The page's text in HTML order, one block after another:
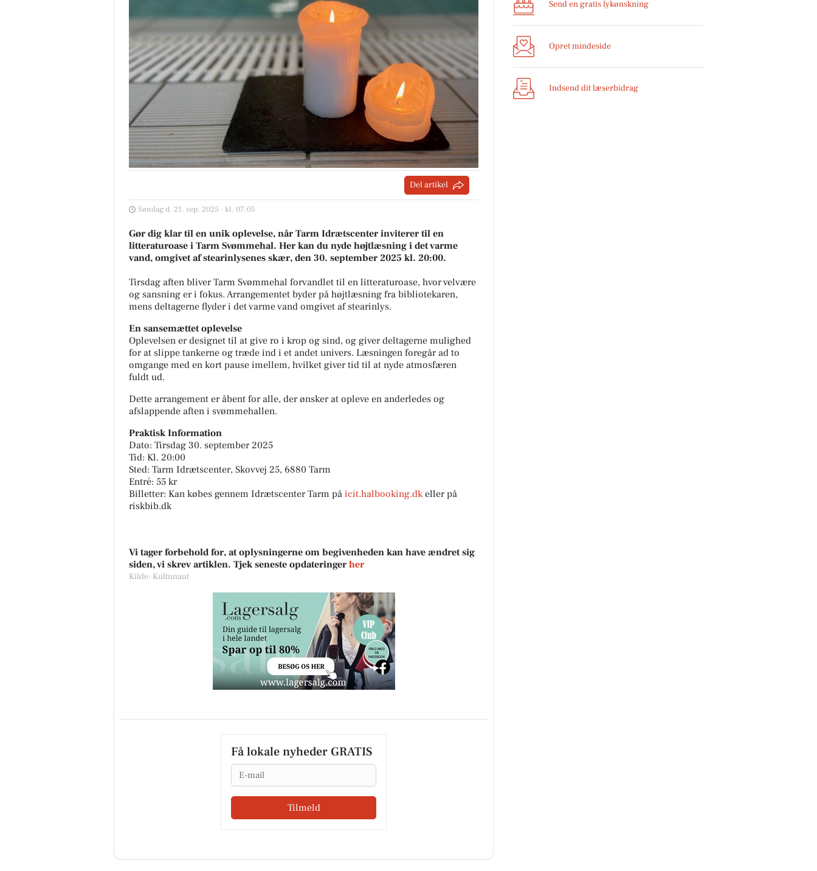
Del artikel
Søndag d. 21. sep. 2025 - kl. 07:05
Gør dig klar til en unik oplevelse, når Tarm Idrætscenter inviterer til en
litteraturoase i Tarm Svømmehal. Her kan du nyde højtlæsning i det varme
vand, omgivet af stearinlysenes skær, den 30. september 2025 kl. 20:00.
Tirsdag aften bliver Tarm Svømmehal forvandlet til en litteraturoase, hvor velvære
og sansning er i fokus. Arrangementet byder på højtlæsning fra bibliotekaren,
mens deltagerne flyder i det varme vand omgivet af stearinlys.
En sansemættet oplevelse
Oplevelsen er designet til at give ro i krop og sind, og giver deltagerne mulighed
for at slippe tankerne og træde ind i et andet univers. Læsningen foregår ad to
omgange med en kort pause imellem, hvilket giver tid til at nyde atmosfæren
fuldt ud.
Dette arrangement er åbent for alle, der ønsker at opleve en anderledes og
afslappende aften i svømmehallen.
Praktisk Information
Dato: Tirsdag 30. september 2025
Tid: Kl. 20:00
Sted: Tarm Idrætscenter, Skovvej 25, 6880 Tarm
Entré: 55 kr
Billetter: Kan købes gennem Idrætscenter Tarm på icit.halbooking.dkeller på
riskbib.dk
Vi tager forbehold for, at oplysningerne om begivenheden kan have ændret sig
siden, vi skrev artiklen. Tjek seneste opdateringer her
Kilde: Kultunaut
Få lokale nyheder GRATIS
Email
Tilmeld
Send en gratis lykønskning
Opret mindeside
Indsend dit læserbidrag